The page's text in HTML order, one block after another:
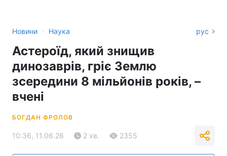
Новини › Наука рус
Астероїд, який знищив
динозаврів, гріє Землю
зсередини 8 мільйонів років, –
вчені
БОГДАН ФРОЛОВ
10:36, 11.06.26 2 хв. 2355